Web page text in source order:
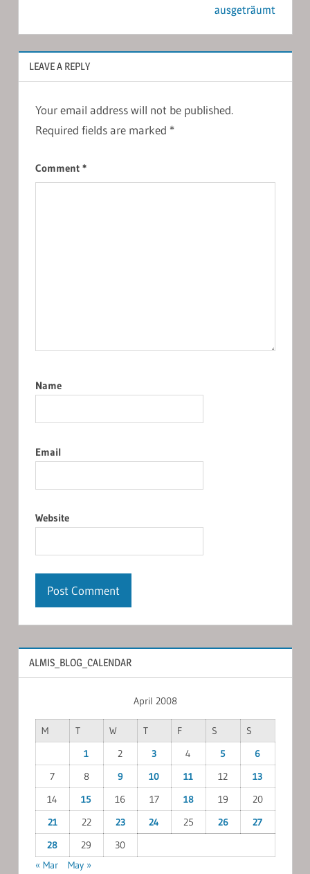
ausgeträumt
LEAVE A REPLY
Your email address will not be published.
Required fields are marked *
Comment *
Name
Email
Website
ALMIS_BLOG_CALENDAR
April 2008
M T W T F S
S
1
2 3 4 5
6
7
8 9 10 11 12
13
14
15 16 17 18 19
20
21
22 23 24 25 26
27
28
29
30
« Mar
May »